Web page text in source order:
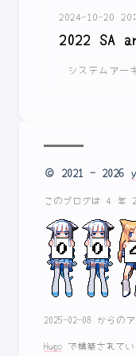
2024-10-20
2022 SA
システムアー
© 2021 - 2026
このブログは 4 年
2025-02-08 からの
Hugoで構築されてい